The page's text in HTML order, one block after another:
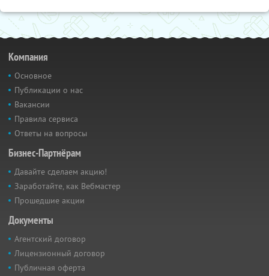
Компания
Основное
Публикации о нас
Вакансии
Правила сервиса
Ответы на вопросы
Бизнес-Партнёрам
Давайте сделаем акцию!
Заработайте, как Вебмастер
Прошедшие акции
Документы
Агентский договор
Лицензионный договор
Публичная оферта